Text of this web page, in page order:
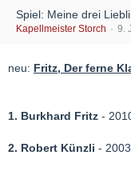
Spiel: Meine drei
Kapellmeister Storch 9.
neu: Fritz, Der ferne
1. Burkhard Fritz -
2. Robert Künzli -